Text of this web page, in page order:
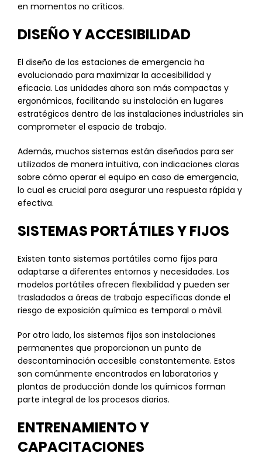
en momentos no críticos.
DISEÑO Y ACCESIBILIDAD
El diseño de las estaciones de emergencia ha
evolucionado para maximizar la accesibilidad y
eficacia. Las unidades ahora son más compactas y
ergonómicas, facilitando su instalación en lugares
estratégicos dentro de las instalaciones industriales sin
comprometer el espacio de trabajo.
Además, muchos sistemas están diseñados para ser
utilizados de manera intuitiva, con indicaciones claras
sobre cómo operar el equipo en caso de emergencia,
lo cual es crucial para asegurar una respuesta rápida y
efectiva.
SISTEMAS PORTÁTILES Y FIJOS
Existen tanto sistemas portátiles como fijos para
adaptarse a diferentes entornos y necesidades. Los
modelos portátiles ofrecen flexibilidad y pueden ser
trasladados a áreas de trabajo específicas donde el
riesgo de exposición química es temporal o móvil.
Por otro lado, los sistemas fijos son instalaciones
permanentes que proporcionan un punto de
descontaminación accesible constantemente. Estos
son comúnmente encontrados en laboratorios y
plantas de producción donde los químicos forman
parte integral de los procesos diarios.
ENTRENAMIENTO Y
CAPACITACIONES